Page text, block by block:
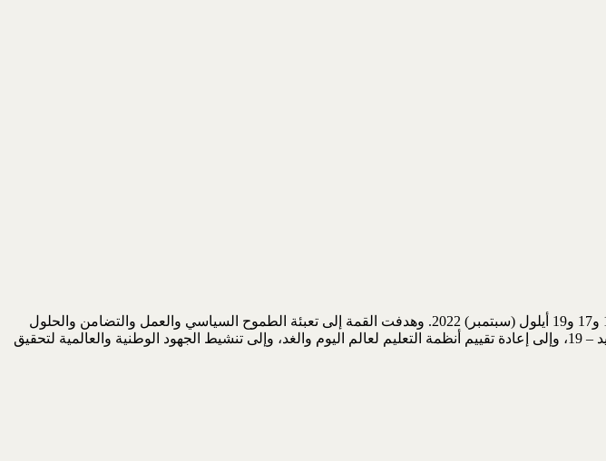
) في 16 و17 و19 أيلول (سبتمبر) 2022. وهدفت القمة إلى تعبئة الطموح السياسي والعمل والتضامن والحلول
بهدف تحويل التعليم بين الآن و2030 وإلى تقييم الجهود المبذولة لاسترداد خسائر التعلم المرتبطة بوباء كوفيد – 19، وإلى إعادة تقييم أنظمة التعليم لعالم اليوم والغد، وإلى تنشيط الجهود الوطنية والعالمية لتحقيق